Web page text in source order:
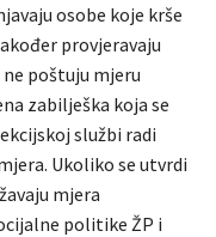
osobe koje krše
provjeravaju
poštuju mjeru
zabilješka koja se
službi radi
Ukoliko se utvrdi
mjera
politike ŽP i